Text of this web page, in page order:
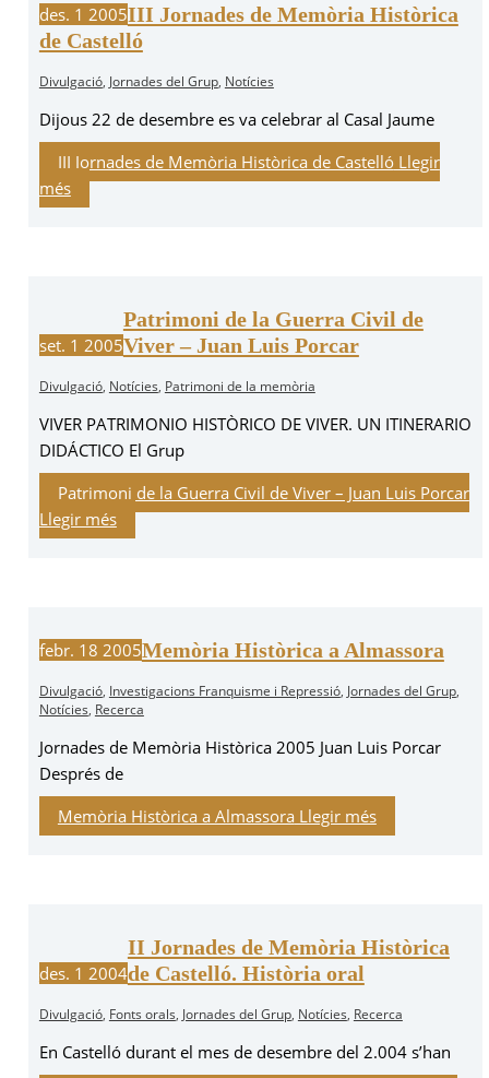
des. 1 2005III Jornades de Memòria Històrica
de Castelló
Divulgació, Jornades del Grup, Notícies
Dijous 22 de desembre es va celebrar al Casal Jaume
III Jornades de Memòria Històrica de CastellóLlegir
més
set. 1 2005
Patrimoni de la Guerra Civil de
Viver – Juan Luis Porcar
Divulgació, Notícies Patrimoni de la memòria
VIVER PATRIMONIO HISTÒRICO DE VIVER. UN ITINERARIO
DIDÁCTICO El Grup
Patrimoni de la Guerra Civil de Viver – Juan Luis Porcar
Llegir més
febr. 18 2005Memòria Històrica a Almassora
Divulgació, Investigacions Franquisme i Repressió, Jornades del Grup,
Notícies Recerca
Jornades de Memòria Històrica 2005 Juan Luis Porcar
Després de
Memòria Històrica a AlmassoraLlegir més
des. 1 2004
II Jornades de Memòria Històrica
de Castelló. Història oral
Divulgació, Fonts orals Jornades del Grup, Notícies Recerca
En Castelló durant el mes de desembre del 2.004 s’han